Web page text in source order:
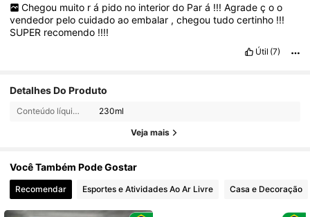
Chegou muito r á pido no interior do Par á !!! Agrade ç o o
vendedor pelocuidadoaoembalar ,chegoutudocertinho !!!
SUPER recomendo !!!!
Útil (7)
Detalhes Do Produto
Conteúdo líquido: 230ml
Veja mais
Você Também Pode Gostar
Recomendar Esportes e Atividades Ao Ar Livre Casa e Decoração